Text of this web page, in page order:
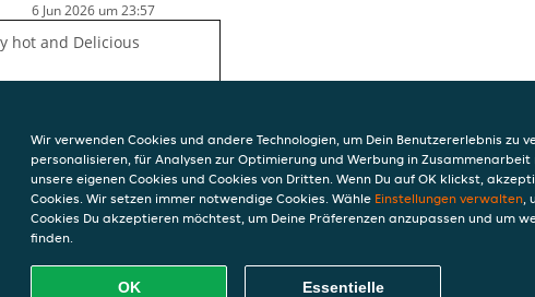
6 Jun 2026 um 23:57
hot and Delicious
KONTAKT
Pizza Royal
Ansfeldener Straße 1
Wir verwenden Cookies und andere Technologien, um Dein Benutzererlebnis zu
personalisieren, für Analysen zur Optimierung und Werbung in
unsere eigenen Cookies und Cookies von Dritten. Wenn Du auf OK klickst,
Cookies. Wir setzen immer notwendige Cookies. Wähle Einstellungen verwalten,
Cookies Du akzeptieren möchtest, um Deine Präferenzen anzupassen und um
finden.
OK Essentielle